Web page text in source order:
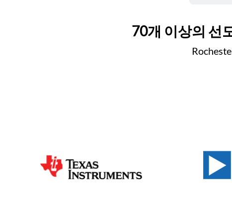
70개 이상의 선